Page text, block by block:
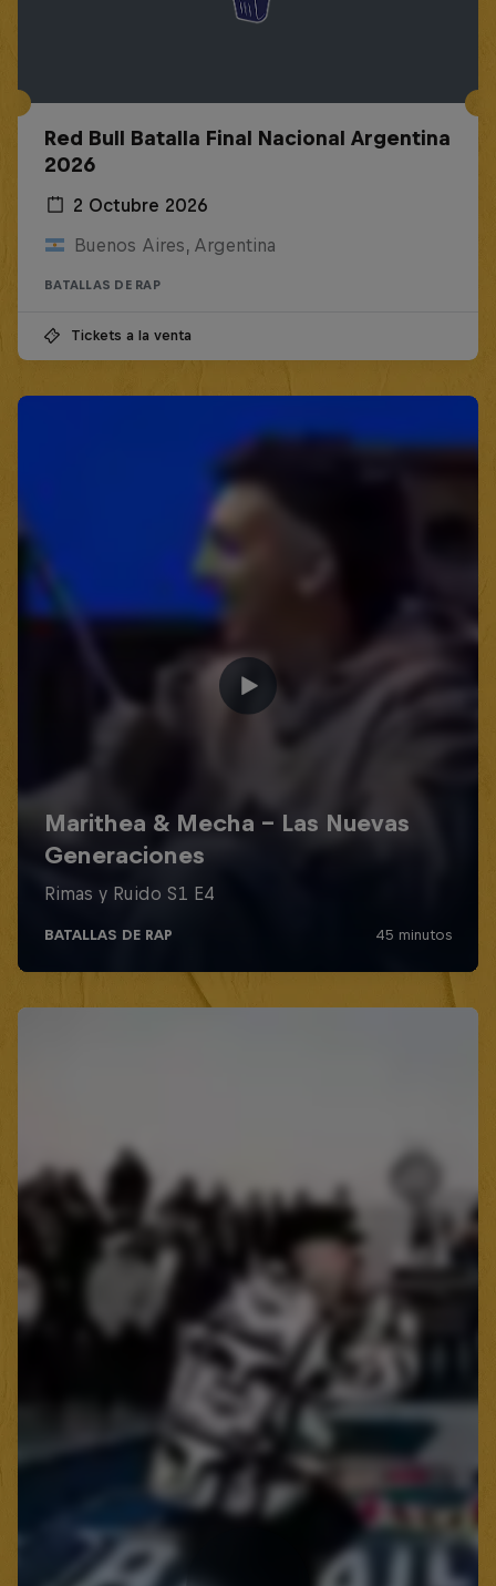
Red Bull Batalla Final Nacional Argentina
2026
2 Octubre 2026
Buenos Aires, Argentina
BATALLAS DE RAP
Tickets a la venta